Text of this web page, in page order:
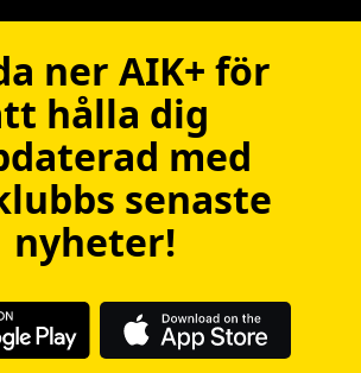
ner AIK+ för
hålla dig
med
senaste
nyheter!